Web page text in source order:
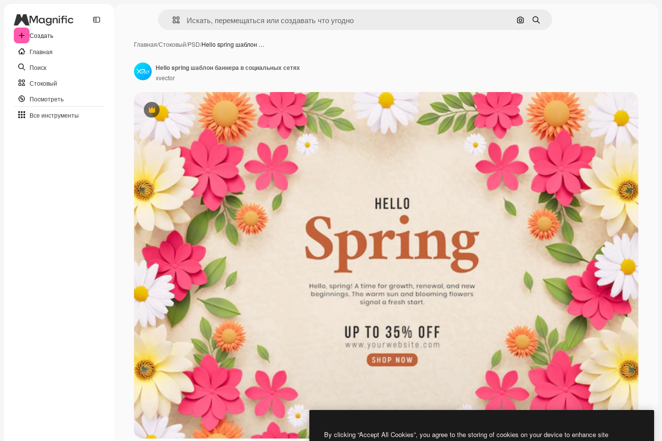
Создать
Главная
Поиск
Стоковый
Посмотреть
Все инструменты
Поиск по изображению
Поиск
Главная/Стоковый/PSD/Hello spring шаблон …
Премиум
Hello spring шаблон баннера в социальных сетях
xvector
By clicking “Accept All Cookies”, you agree to the storing of cookies on your device to enhance site